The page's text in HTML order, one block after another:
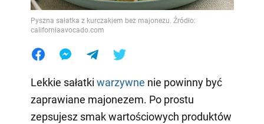
Pyszna sałatka z kurczakiem bez majonezu. Źródło:
californiaavocado.com
Lekkie sałatki warzywne nie powinny być
zaprawiane majonezem. Po prostu
zepsujesz smak wartościowych produktów